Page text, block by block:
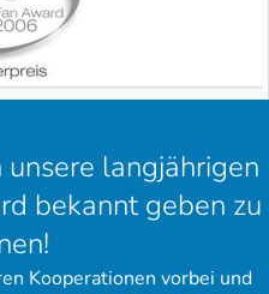
langjährigen
bekannt geben zu
Kooperationen vorbei und